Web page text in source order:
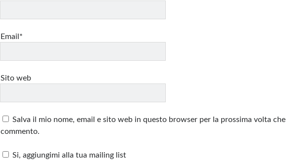
Email*
Sito web
Salva il mio nome, email e sito web in questo browser per la prossima volta che
commento.
Si, aggiungimi alla tua mailing list